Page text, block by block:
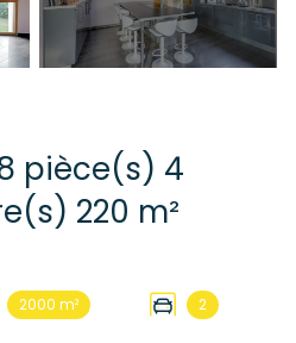
chambre(s) 220 m²
2000 m² 2